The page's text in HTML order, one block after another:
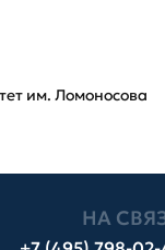
им. Ломоносова
НА